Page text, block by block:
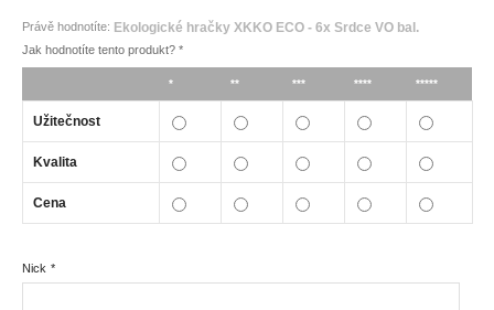
Právě hodnotíte: Ekologické hračky XKKO ECO - 6x Srdce VO bal.
Jak hodnotíte tento produkt? *
* ** *** **** *****
Užitečnost
Kvalita
Cena
*
Nick